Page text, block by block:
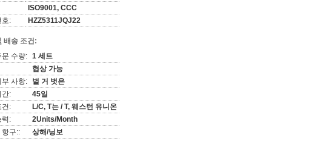
ISO9001, CCC
호:
HZZ5311JQJ22
배송 조건:
문 수량: 1 세트
협상 가능
부 사항:
벌 거 벗은
간:
45일
건:
L/C, T는 / T, 웨스턴 유니온
력:
2Units/Month
항구::
상해/닝보